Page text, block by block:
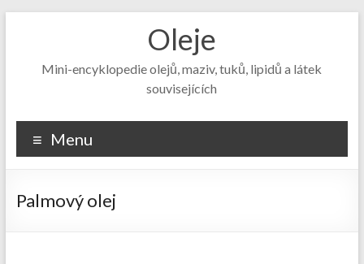
Oleje
Mini-encyklopedie olejů, maziv, tuků, lipidů a látek
souvisejících
Menu
Palmový olej